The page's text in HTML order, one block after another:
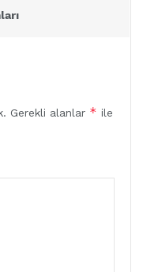
Gerekli alanlar * ile